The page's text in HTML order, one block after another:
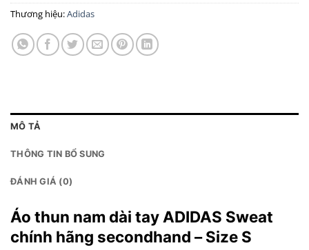
Thương hiệu:Adidas
MÔ TẢ
THÔNG TIN BỔ SUNG
ĐÁNH GIÁ (0)
Áo thun nam dài tay ADIDAS Sweat
chính hãng secondhand – Size S